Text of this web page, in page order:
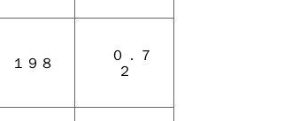
１９８ ０．７
２